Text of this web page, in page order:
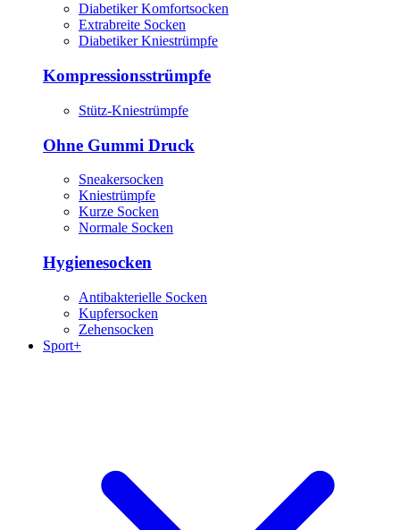
Diabetiker Komfortsocken
Extrabreite Socken
Diabetiker Kniestrümpfe
Kompressionsstrümpfe
Stütz-Kniestrümpfe
Ohne Gummi Druck
Sneakersocken
Kniestrümpfe
Kurze Socken
Normale Socken
Hygienesocken
Antibakterielle Socken
Kupfersocken
Zehensocken
Sport+